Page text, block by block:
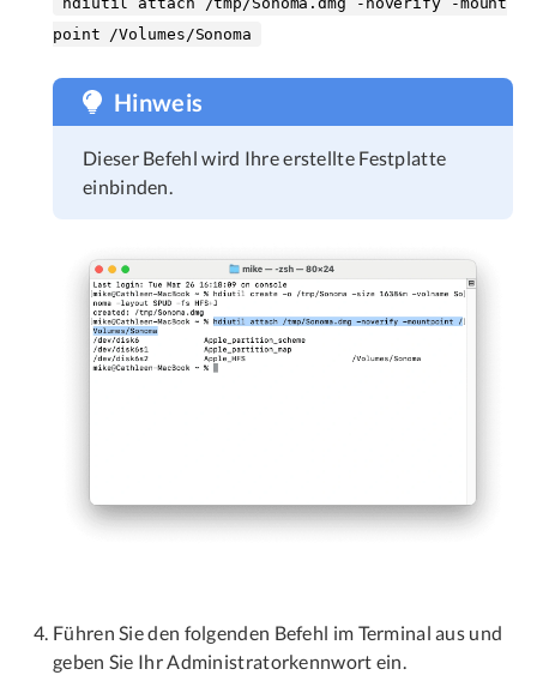
point /Volumes/Sonoma
Hinweis
Dieser Befehl wird Ihre erstellte Festplatte
einbinden.
Führen Sie den folgenden Befehl im Terminal aus und
geben Sie Ihr Administratorkennwort ein.